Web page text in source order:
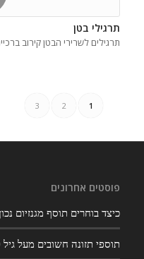
תרגילי בטן
תרגילים לשרירי הבטן קירוב
1
2
3
פוסטים אחרונים
כיצד בוחרים תוסף מגנזיום
תוספי תזונה חשובים מעל גיל 40 !